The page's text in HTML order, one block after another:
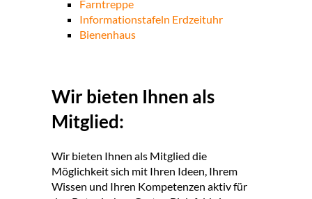
Farntreppe
Informationstafeln Erdzeituhr
Bienenhaus
Wir bieten Ihnen als
Mitglied:
Wir bieten Ihnen als Mitglied die
Möglichkeit sich mit Ihren Ideen, Ihrem
Wissen und Ihren Kompetenzen aktiv für